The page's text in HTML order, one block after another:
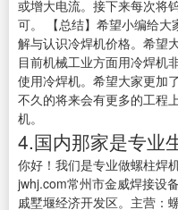
或增大电流。接下来每次将
可。 【总结】希望小编给大
解与认识冷焊机价格。希望
目前机械工业方面用冷焊机
使用冷焊机。希望大家更加
不久的将来会有更多的工程
机。
4.国内那家是专业
你好！我们是专业做螺柱焊
jwhj.com常州市金威焊接设
戚墅堰经济开发区。主营：